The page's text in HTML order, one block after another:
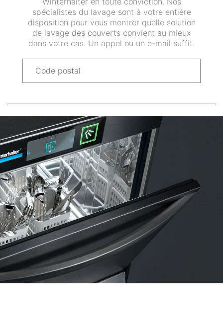
spécialistes du lavage sont à votre entière
disposition pour vous montrer quelle solution
de lavage des couverts convient au mieux
dans votre cas. Un appel ou un e-mail suffit.